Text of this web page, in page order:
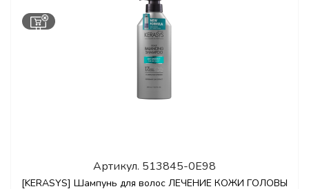
Артикул. 513845-0E98
[KERASYS] Шампунь для волос ЛЕЧЕНИЕ КОЖИ ГОЛОВЫ